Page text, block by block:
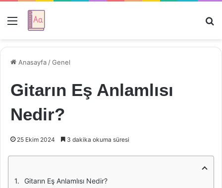
Menü
Anasayfa /Genel
Gitarın Eş Anlamlısı
Nedir?
25 Ekim 2024 3 dakika okuma süresi
Gitarın Eş Anlamlısı Nedir?